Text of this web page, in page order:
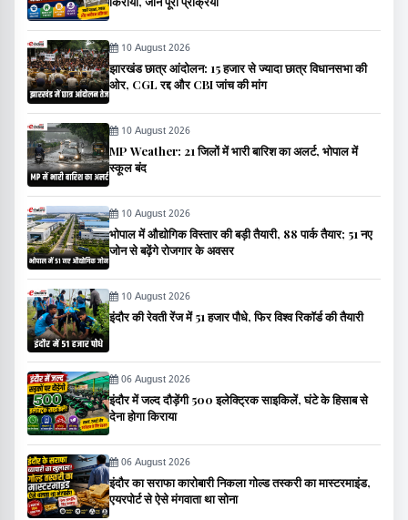
10 August 2026
झारखंड छात्र आंदोलन: 15 हजार से ज्यादा छात्र विधानसभा की
ओर, CGL रद्द और CBI जांच की मांग
10 August 2026
MP Weather: 21 जिलों में भारी बारिश का अलर्ट, भोपाल में
स्कूल बंद
10 August 2026
भोपाल में औद्योगिक विस्तार की बड़ी तैयारी, 88 पार्क तैयार; 51 नए
जोन से बढ़ेंगे रोजगार के अवसर
10 August 2026
इंदौर की रेवती रेंज में 51 हजार पौधे, फिर विश्व रिकॉर्ड की तैयारी
06 August 2026
इंदौर में जल्द दौड़ेंगी 500 इलेक्ट्रिक साइकिलें, घंटे के हिसाब से
देना होगा किराया
06 August 2026
इंदौर का सराफा कारोबारी निकला गोल्ड तस्करी का मास्टरमाइंड,
एयरपोर्ट से ऐसे मंगवाता था सोना